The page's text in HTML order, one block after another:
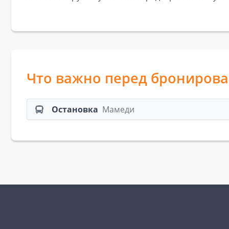
Что важно перед
Остановка Мамеди